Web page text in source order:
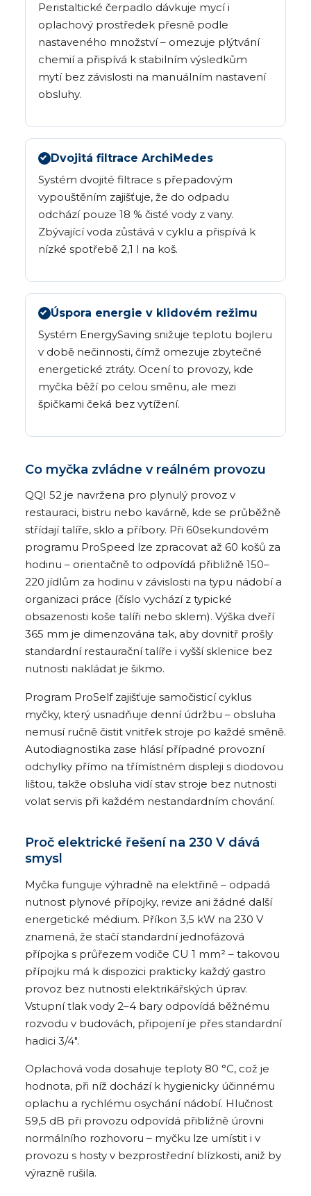
Peristaltické čerpadlo dávkuje mycí i
oplachový prostředek přesně podle
nastaveného množství – omezuje plýtvání
chemií a přispívá k stabilním výsledkům
mytí bez závislosti na manuálním nastavení
obsluhy.
Dvojitá filtrace ArchiMedes
Systém dvojité filtrace s přepadovým
vypouštěním zajišťuje, že do odpadu
odchází pouze 18 % čisté vody z vany.
Zbývající voda zůstává v cyklu a přispívá k
nízké spotřebě 2,1 l na koš.
Úspora energie v klidovém režimu
Systém EnergySaving snižuje teplotu bojleru
v době nečinnosti, čímž omezuje zbytečné
energetické ztráty. Ocení to provozy, kde
myčka běží po celou směnu, ale mezi
špičkami čeká bez vytížení.
Co myčka zvládne v reálném provozu
QQI 52 je navržena pro plynulý provoz v
restauraci, bistru nebo kavárně, kde se průběžně
střídají talíře, sklo a příbory. Při 60sekundovém
programu ProSpeed lze zpracovat až 60 košů za
hodinu – orientačně to odpovídá přibližně 150–
220 jídlům za hodinu v závislosti na typu nádobí a
organizaci práce (číslo vychází z typické
obsazenosti koše talíři nebo sklem). Výška dveří
365 mm je dimenzována tak, aby dovnitř prošly
standardní restaurační talíře i vyšší sklenice bez
nutnosti nakládat je šikmo.
Program ProSelf zajišťuje samočisticí cyklus
myčky, který usnadňuje denní údržbu – obsluha
nemusí ručně čistit vnitřek stroje po každé směně.
Autodiagnostika zase hlásí případné provozní
odchylky přímo na třímístném displeji s diodovou
lištou, takže obsluha vidí stav stroje bez nutnosti
volat servis při každém nestandardním chování.
Proč elektrické řešení na 230 V dává
smysl
Myčka funguje výhradně na elektřině – odpadá
nutnost plynové přípojky, revize ani žádné další
energetické médium. Příkon 3,5 kW na 230 V
znamená, že stačí standardní jednofázová
přípojka s průřezem vodiče CU 1 mm² – takovou
přípojku má k dispozici prakticky každý gastro
provoz bez nutnosti elektrikářských úprav.
Vstupní tlak vody 2–4 bary odpovídá běžnému
rozvodu v budovách, připojení je přes standardní
hadici 3/4".
Oplachová voda dosahuje teploty 80 °C, což je
hodnota, při níž dochází k hygienicky účinnému
oplachu a rychlému osychání nádobí. Hlučnost
59,5 dB při provozu odpovídá přibližně úrovni
normálního rozhovoru – myčku lze umístit i v
provozu s hosty v bezprostřední blízkosti, aniž by
výrazně rušila.